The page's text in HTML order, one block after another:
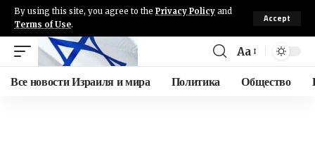
By using this site, you agree to the Privacy Policy and
Terms of Use.
Accept
Aa
Все новости Израиля и мира Политика Общество